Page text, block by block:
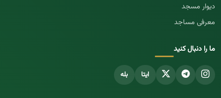
دیوار مسجد
معرفی مساجد
ما را دنبال کنید
ایتا بله